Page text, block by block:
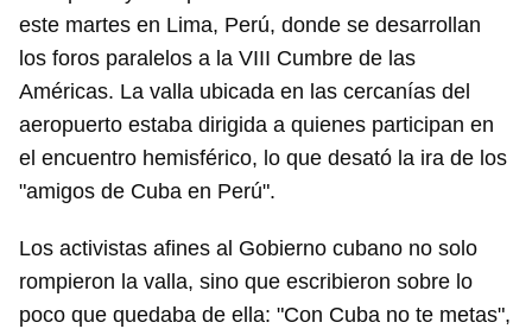
este martes en Lima, Perú, donde se desarrollan
los foros paralelos a la VIII Cumbre de las
Américas. La valla ubicada en las cercanías del
aeropuerto estaba dirigida a quienes participan en
el encuentro hemisférico, lo que desató la ira de los
"amigos de Cuba en Perú".
Los activistas afines al Gobierno cubano no solo
rompieron la valla, sino que escribieron sobre lo
poco que quedaba de ella: "Con Cuba no te metas",